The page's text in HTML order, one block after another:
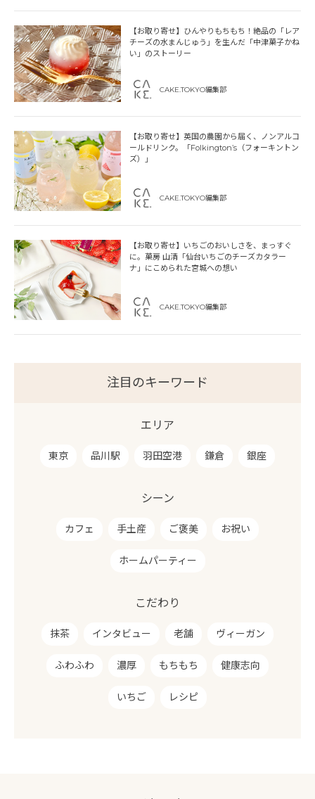
【お取り寄せ】ひんやりもちもち！絶品の「レア
チーズの水まんじゅう」を生んだ「中津菓子かね
い」のストーリー
CAKE.TOKYO編集部
【お取り寄せ】英国の農園から届く、ノンアルコ
ールドリンク。「Folkington’s（フォーキントン
ズ）」
CAKE.TOKYO編集部
【お取り寄せ】いちごのおいしさを、まっすぐ
に。菓房 山清「仙台いちごのチーズカタラー
ナ」にこめられた宮城への想い
CAKE.TOKYO編集部
注目のキーワード
エリア
東京 品川駅 羽田空港 鎌倉 銀座
シーン
カフェ 手土産 ご褒美 お祝い
ホームパーティー
こだわり
抹茶 インタビュー 老舗 ヴィーガン
ふわふわ 濃厚 もちもち 健康志向
いちご レシピ